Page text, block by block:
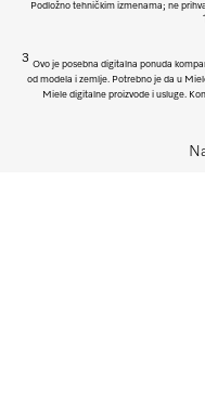
Podložno tehničkim izmenama; ne
1
3
Ovo je posebna digitalna ponuda
od modela i zemlje. Potrebno je da u
Miele digitalne proizvode i usluge.